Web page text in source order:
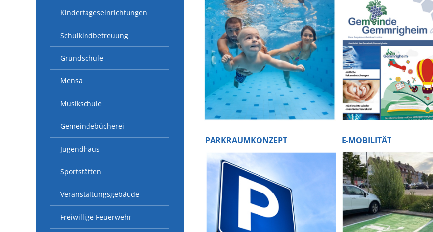
Kindertageseinrichtungen
Schulkindbetreuung
Grundschule
Mensa
Musikschule
Gemeindebücherei
Jugendhaus
Sportstätten
Veranstaltungsgebäude
Freiwillige Feuerwehr
PARKRAUMKONZEPT E-MOBILITÄT